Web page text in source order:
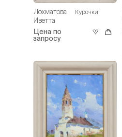
Лохматова
Иветта
Курочки
Цена по
запросу